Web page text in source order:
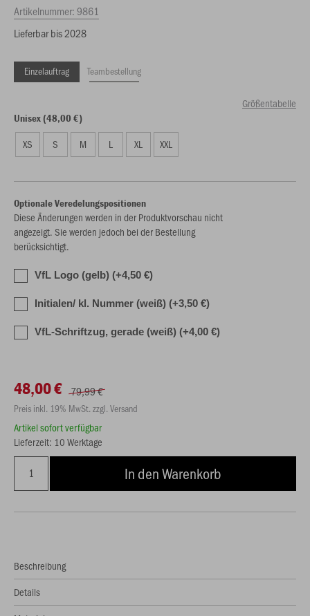
Artikelnummer:9861
Lieferbar bis 2028
Einzelauftrag Teambestellung
Größentabelle
Unisex (48,00 €)
XS S M L XL XXL
Optionale Veredelungspositionen
Diese Änderungen werden in der Produktvorschau nicht
angezeigt. Sie werden jedoch bei der Bestellung
berücksichtigt.
VfL Logo (gelb) (+4,50 €)
Initialen/ kl. Nummer (weiß) (+3,50 €)
VfL-Schriftzug, gerade (weiß) (+4,00 €)
48,00 € 79,99 €
Preis inkl. 19% MwSt. zzgl. Versand
Artikel sofort verfügbar
Lieferzeit: 10 Werktage
In den Warenkorb
Beschreibung
Details